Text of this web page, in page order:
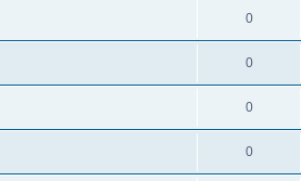
0
0
0
0